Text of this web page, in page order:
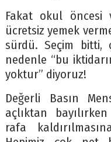
Fakat okul öncesi
ücretsiz yemek
sürdü. Seçim
nedenle “bu
yoktur” diyoruz!
Değerli Basın
açlıktan
rafa